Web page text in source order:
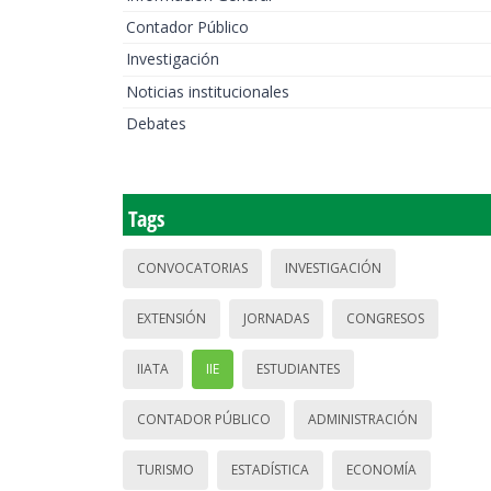
Contador Público
Investigación
Noticias institucionales
Debates
Tags
CONVOCATORIAS INVESTIGACIÓN
EXTENSIÓN JORNADAS CONGRESOS
IIATA IIE ESTUDIANTES
CONTADOR PÚBLICO ADMINISTRACIÓN
TURISMO ESTADÍSTICA ECONOMÍA